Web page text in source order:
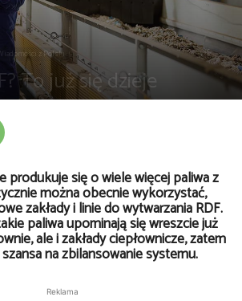
z Polski
To już się dzieje
produkuje się o wiele więcej paliwa z
można obecnie wykorzystać,
zakłady i linie do wytwarzania RDF.
paliwa upominają się wreszcie już
ale i zakłady ciepłownicze, zatem
na zbilansowanie systemu.
Reklama